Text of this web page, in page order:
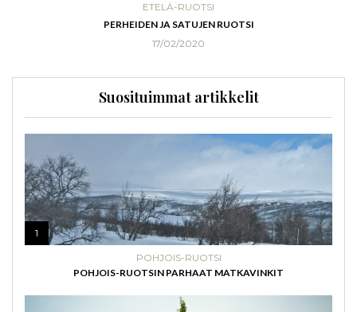
ETELÄ-RUOTSI
PERHEIDEN JA SATUJEN RUOTSI
17/02/2020
Suosituimmat artikkelit
1
POHJOIS-RUOTSI
POHJOIS-RUOTSIN PARHAAT MATKAVINKIT